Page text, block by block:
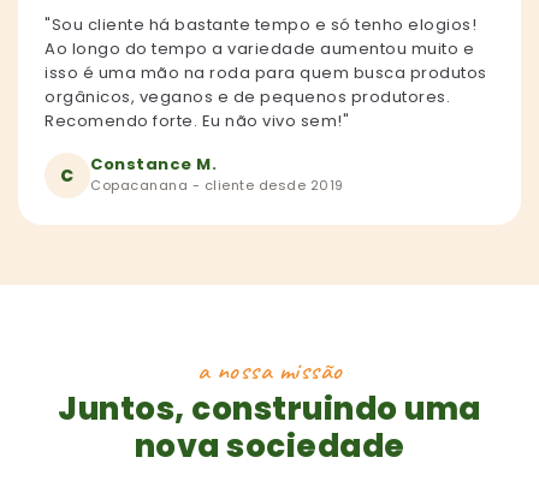
"Sou cliente há bastante tempo e só tenho elogios!
Ao longo do tempo a variedade aumentou muito e
isso é uma mão na roda para quem busca produtos
orgânicos, veganos e de pequenos produtores.
Recomendo forte. Eu não vivo sem!"
C Constance M.
Copacanana - cliente desde 2019
a nossa missão
Juntos, construindo uma
nova sociedade